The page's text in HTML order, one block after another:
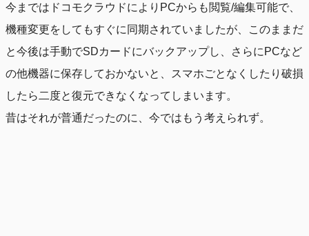
今まではドコモクラウドによりPCからも閲覧/編集可能で、
機種変更をしてもすぐに同期されていましたが、このままだ
と今後は手動でSDカードにバックアップし、さらにPCなど
の他機器に保存しておかないと、スマホごとなくしたり破損
したら二度と復元できなくなってしまいます。
昔はそれが普通だったのに、今ではもう考えられず。